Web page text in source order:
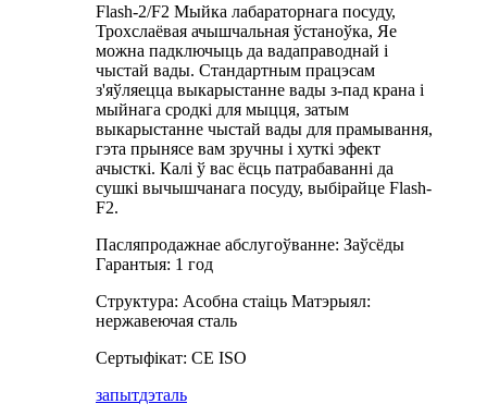
Flash-2/F2 Мыйка лабараторнага посуду,
Трохслаёвая ачышчальная ўстаноўка, Яе
можна падключыць да вадаправоднай і
чыстай вады. Стандартным працэсам
з'яўляецца выкарыстанне вады з-пад крана і
мыйнага сродкі для мыцця, затым
выкарыстанне чыстай вады для прамывання,
гэта прынясе вам зручны і хуткі эфект
ачысткі. Калі ў вас ёсць патрабаванні да
сушкі вычышчанага посуду, выбірайце Flash-
F2.
Пасляпродажнае абслугоўванне: Заўсёды
Гарантыя: 1 год
Структура: Асобна стаіць Матэрыял:
нержавеючая сталь
Сертыфікат: CE ISO
запытдэталь